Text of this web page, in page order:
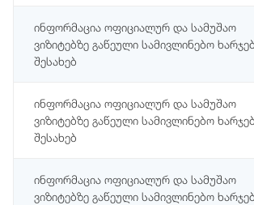
ინფორმაცია ოფიციალურ და სამუშაო
ვიზიტებზე გაწეული სამივლინებო
შესახებ
ინფორმაცია ოფიციალურ და სამუშაო
ვიზიტებზე გაწეული სამივლინებო
შესახებ
ინფორმაცია ოფიციალურ და სამუშაო
ვიზიტებზე გაწეული სამივლინებო